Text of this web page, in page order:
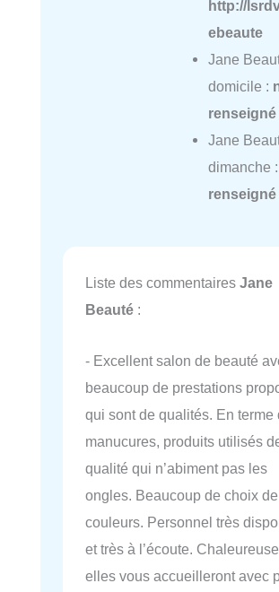
http://
ebeaute
Jane
domicile :
renseigné
Jane
dimanche :
renseigné
Liste des commentaires Jane
Beauté :
- Excellent salon de beauté
beaucoup de prestations
qui sont de qualités. En terme
manucures, produits utilisés
qualité qui n’abiment pas les
ongles. Beaucoup de choix de
couleurs. Personnel très
et très à l’écoute.
elles vous accueilleront avec